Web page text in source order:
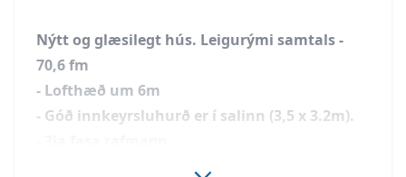
Nýtt og glæsilegt hús. Leigurými samtals -
70,6 fm
- Lofthæð um 6m
- Góð innkeyrsluhurð er í salinn (3,5 x 3.2m).